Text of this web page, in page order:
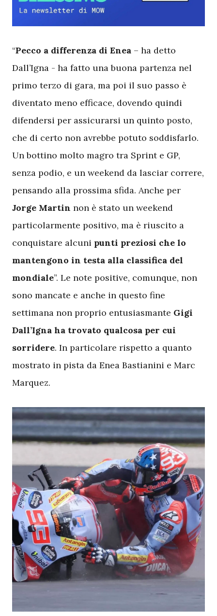
“Pecco a differenza di Enea – ha detto
Dall’Igna - ha fatto una buona partenza nel
primo terzo di gara, ma poi il suo passo è
diventato meno efficace, dovendo quindi
difendersi per assicurarsi un quinto posto,
che di certo non avrebbe potuto soddisfarlo.
Un bottino molto magro tra Sprint e GP,
senza podio, e un weekend da lasciar correre,
pensando alla prossima sfida. Anche per
Jorge Martin non è stato un weekend
particolarmente positivo, ma è riuscito a
conquistare alcuni punti preziosi che lo
mantengono in testa alla classifica del
mondiale”. Le note positive, comunque, non
sono mancate e anche in questo fine
settimana non proprio entusiasmante Gigi
Dall’Igna ha trovato qualcosa per cui
sorridere. In particolare rispetto a quanto
mostrato in pista da Enea Bastianini e Marc
Marquez.